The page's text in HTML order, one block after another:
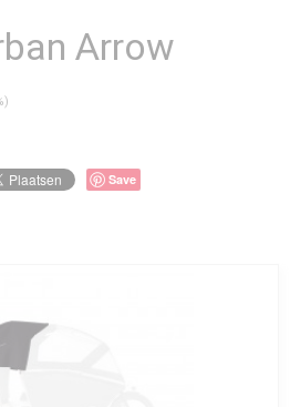
Arrow
Save